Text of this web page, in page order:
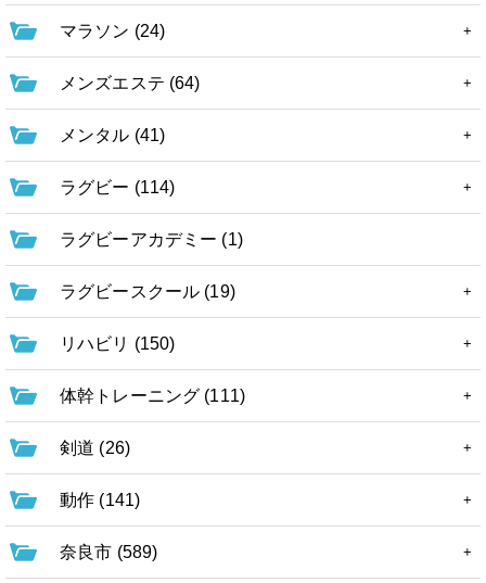
マラソン (24)
メンズエステ (64)
メンタル (41)
ラグビー (114)
ラグビーアカデミー (1)
ラグビースクール (19)
リハビリ (150)
体幹トレーニング (111)
剣道 (26)
動作 (141)
奈良市 (589)